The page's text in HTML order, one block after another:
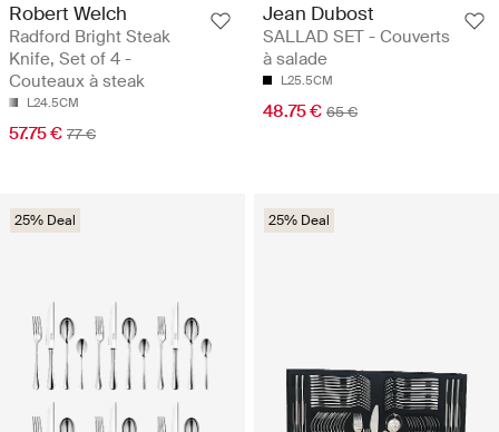
Robert Welch
Radford Bright Steak
Knife, Set of 4 -
Couteaux à steak
L24.5CM
57.75 € 77 €
Jean Dubost
SALLAD SET - Couverts
à salade
L25.5CM
48.75 € 65 €
25% Deal 25% Deal